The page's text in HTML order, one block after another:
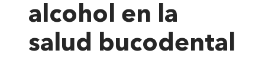
alcohol en la
salud bucodental